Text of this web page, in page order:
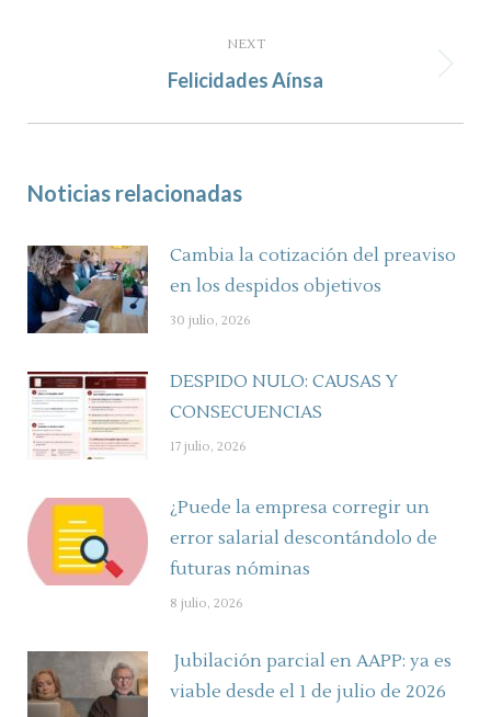
NEXT
Next
Felicidades Aínsa
Noticias relacionadas
Cambia la cotización del preaviso
en los despidos objetivos
30 julio, 2026
DESPIDO NULO: CAUSAS Y
CONSECUENCIAS
17 julio, 2026
¿Puede la empresa corregir un
error salarial descontándolo de
futuras nóminas
8 julio, 2026
Jubilación parcial en AAPP: ya es
viable desde el 1 de julio de 2026